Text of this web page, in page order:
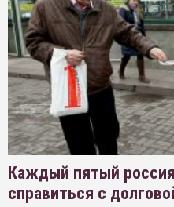
Каждый пятый
справиться с